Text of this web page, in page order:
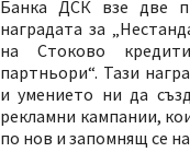
Банка ДСК взе две
наградата за
на Стоково
партньори“. Тази
и умението ни да
рекламни кампании,
по нов и запомнящ се